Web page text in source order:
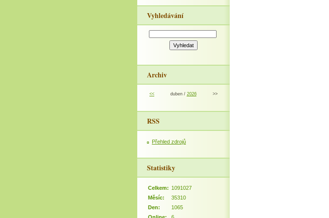
Vyhledávání
Archiv
<< duben / 2026 >>
RSS
Přehled zdrojů
Statistiky
Celkem: 1091027
Měsíc:
35310
Den:
1065